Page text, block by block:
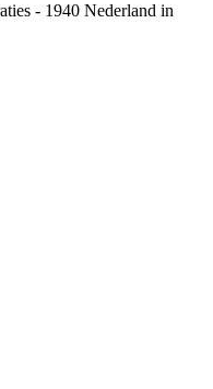
- 1940 Nederland in